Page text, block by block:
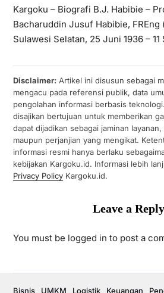
Kargoku – Biografi B.J. Habibie –
Bacharuddin Jusuf Habibie, FREng
Sulawesi Selatan, 25 Juni 1936 –
Disclaimer:Artikel ini disusun sebagai
mengacu pada referensi publik, data
pengolahan informasi berbasis
disajikan bertujuan untuk memberikan
dapat dijadikan sebagai jaminan
maupun perjanjian yang mengikat.
informasi resmi hanya berlaku
kebijakan Kargoku.id. Informasi lebih
Privacy PolicyKargoku.id.
Leave a Reply
You must be logged in to post a
Bisnis UMKM Logistik Keuangan